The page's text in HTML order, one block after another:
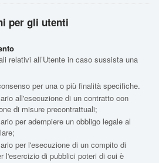
per gli utenti
relativi all’Utente in caso sussista una
per una o più finalità specifiche.
all'esecuzione di un contratto con
di misure precontrattuali;
per adempiere un obbligo legale al
per l'esecuzione di un compito di
l'esercizio di pubblici poteri di cui è